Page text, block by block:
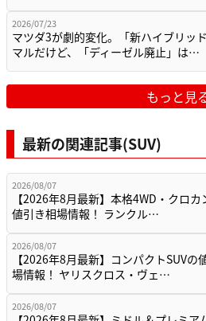
2026/07/23
マツダ3が劇的変化。「新ハイブリッ
マルだけど、「ディーゼル廃止」は…
もっと見
最新の関連記事(SUV)
2026/08/07
【2026年8月最新】本格4WD・クロカ
値引き相場情報！ ランクル…
2026/08/07
【2026年8月最新】コンパクトSUVの
場情報！ ヤリスクロス・ヴェ…
2026/08/07